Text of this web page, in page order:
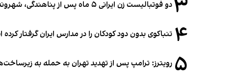
۳دو فوتبالیست زن ایرانی ۵ ماه پس از پناهندگی، شهروند استرالیا شدند
۴ تنباکوی بدون دود کودکان را در مدارس ایران گرفتار
۵ رویترز: ترامپ پس از تهدید تهران به حمله به